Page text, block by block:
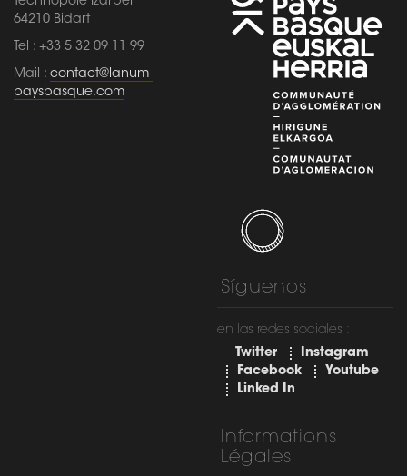
64210 Bidart
Tel : +33 5 32 09 11 99
Mail : contact@lanum-
paysbasque.com
Síguenos
en las redes sociales :
Twitter
Instagram
Facebook
Youtube
Linked In
Informations
Légales